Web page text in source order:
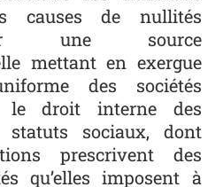
causes de nullités
une source
mettant en exergue
des sociétés
le droit interne des
sociaux, dont
prescrivent des
qu’elles imposent à